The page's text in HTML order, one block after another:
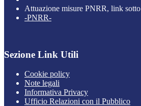
Attuazione misure PNRR, link sotto
-PNRR-
Sezione Link Utili
Cookie policy
Note legali
Informativa Privacy
Ufficio Relazioni con il Pubblico